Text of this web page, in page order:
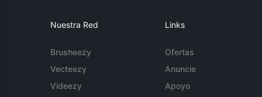
Nuestra Red
Brusheezy
Vecteezy
Videezy
Links
Ofertas
Anuncie
Apoyo